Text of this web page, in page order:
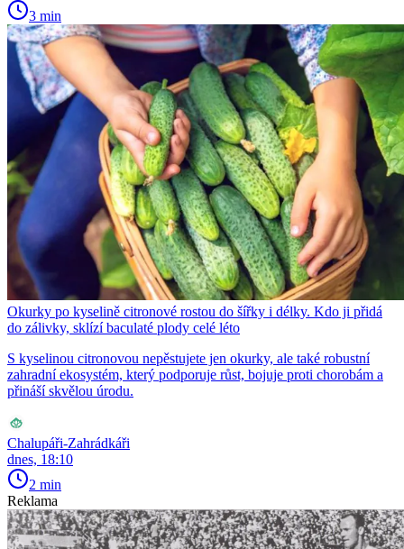
3 min
Okurky po kyselině citronové rostou do šířky i délky. Kdo ji přidá
do zálivky, sklízí baculaté plody celé léto
S kyselinou citronovou nepěstujete jen okurky, ale také robustní
zahradní ekosystém, který podporuje růst, bojuje proti chorobám a
přináší skvělou úrodu.
Chalupáři-Zahrádkáři
dnes, 18:10
2 min
Reklama